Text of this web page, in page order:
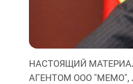
НАСТОЯЩИЙ
АГЕНТОМ ООО "МЕМО",